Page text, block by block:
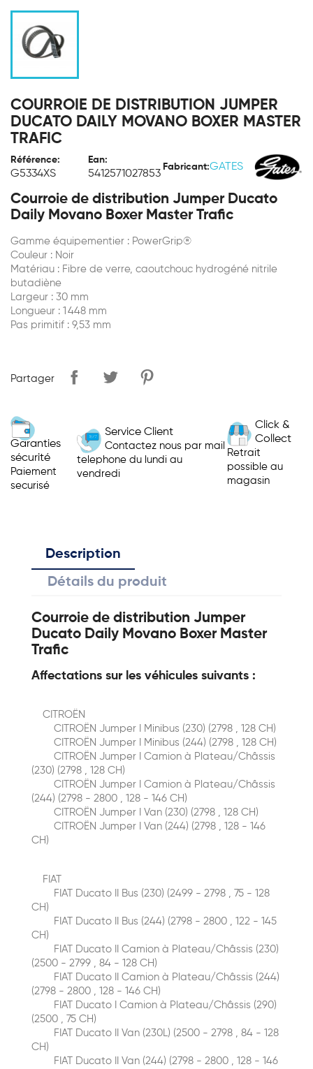
COURROIE DE DISTRIBUTION JUMPER
DUCATO DAILY MOVANO BOXER MASTER
TRAFIC
Référence:
G5334XS
Ean:
5412571027853
Fabricant:GATES
Courroie de distribution Jumper Ducato
Daily Movano Boxer Master Trafic
Gamme équipementier : PowerGrip®
Couleur : Noir
Matériau : Fibre de verre, caoutchouc hydrogéné nitrile
butadiène
Largeur : 30 mm
Longueur : 1 448 mm
Pas primitif : 9,53 mm
Partager
Garanties
sécurité
Paiement
securisé
Service Client
Contactez nous par mail
telephone du lundi au
vendredi
Click &
Collect
Retrait
possible au
magasin
Description
Détails du produit
Courroie de distribution Jumper
Ducato Daily Movano Boxer Master
Trafic
Affectations sur les véhicules suivants :
CITROËN
CITROËN Jumper I Minibus (230) (2798 , 128 CH)
CITROËN Jumper I Minibus (244) (2798 , 128 CH)
CITROËN Jumper I Сamion à Plateau/Сhâssis
(230) (2798 , 128 CH)
CITROËN Jumper I Сamion à Plateau/Сhâssis
(244) (2798 - 2800 , 128 - 146 CH)
CITROËN Jumper I Van (230) (2798 , 128 CH)
CITROËN Jumper I Van (244) (2798 , 128 - 146
CH)
FIAT
FIAT Ducato II Bus (230) (2499 - 2798 , 75 - 128
CH)
FIAT Ducato II Bus (244) (2798 - 2800 , 122 - 145
CH)
FIAT Ducato II Сamion à Plateau/Сhâssis (230)
(2500 - 2799 , 84 - 128 CH)
FIAT Ducato II Сamion à Plateau/Сhâssis (244)
(2798 - 2800 , 128 - 146 CH)
FIAT Ducato I Сamion à Plateau/Сhâssis (290)
(2500 , 75 CH)
FIAT Ducato II Van (230L) (2500 - 2798 , 84 - 128
CH)
FIAT Ducato II Van (244) (2798 - 2800 , 128 - 146